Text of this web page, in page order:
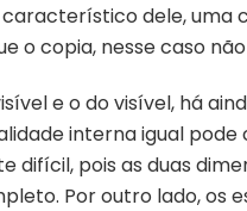
dele, uma
o copia, nesse caso
e o do visível, há
interna igual
difícil, pois as duas
Por outro lado, os